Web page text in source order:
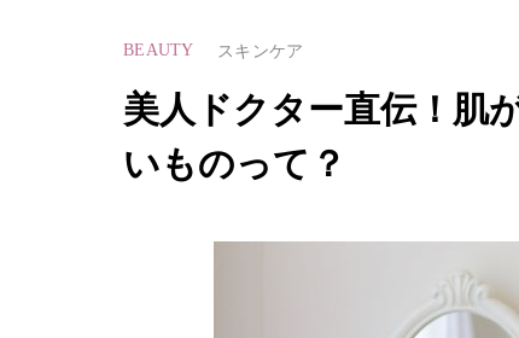
BEAUTY スキンケア
美人ドクター直伝！肌
いものって？